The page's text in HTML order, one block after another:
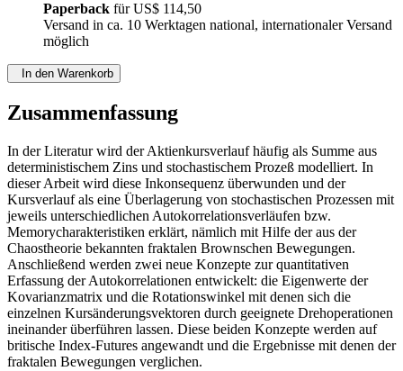
Paperback fürUS$ 114,50
Versand in ca. 10 Werktagen national, internationaler Versand
möglich
In den Warenkorb
Zusammenfassung
In der Literatur wird der Aktienkursverlauf häufig als Summe aus
deterministischem Zins und stochastischem Prozeß modelliert. In
dieser Arbeit wird diese Inkonsequenz überwunden und der
Kursverlauf als eine Überlagerung von stochastischen Prozessen mit
jeweils unterschiedlichen Autokorrelationsverläufen bzw.
Memorycharakteristiken erklärt, nämlich mit Hilfe der aus der
Chaostheorie bekannten fraktalen Brownschen Bewegungen.
Anschließend werden zwei neue Konzepte zur quantitativen
Erfassung der Autokorrelationen entwickelt: die Eigenwerte der
Kovarianzmatrix und die Rotationswinkel mit denen sich die
einzelnen Kursänderungsvektoren durch geeignete Drehoperationen
ineinander überführen lassen. Diese beiden Konzepte werden auf
britische Index-Futures angewandt und die Ergebnisse mit denen der
fraktalen Bewegungen verglichen.